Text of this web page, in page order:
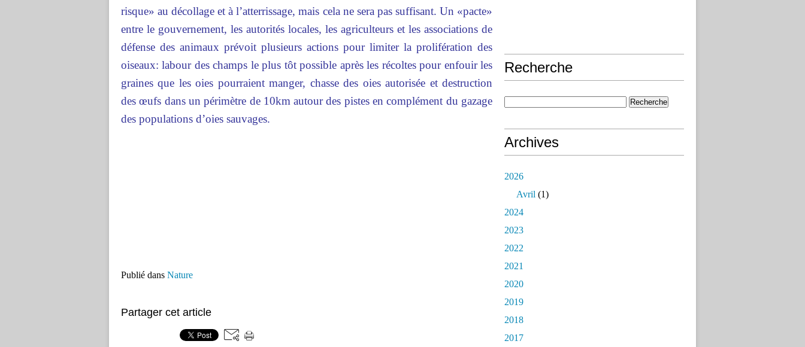
risque» au décollage et à l’atterrissage, mais cela ne sera pas suffisant. Un «pacte»
entre le gouvernement, les autorités locales, les agriculteurs et les associations de
défense des animaux prévoit plusieurs actions pour limiter la prolifération des
oiseaux: labour des champs le plus tôt possible après les récoltes pour enfouir les
graines que les oies pourraient manger, chasse des oies autorisée et destruction
des œufs dans un périmètre de 10km autour des pistes en complément du gazage
des populations d’oies sauvages.
Publié dans Nature
Partager cet article
Recherche
Archives
2026
Avril (1)
2024
2023
2022
2021
2020
2019
2018
2017